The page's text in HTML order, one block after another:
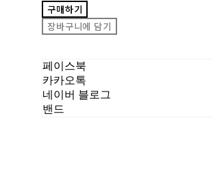
구매하기
장바구니에 담기
페이스북
카카오톡
네이버 블로그
밴드